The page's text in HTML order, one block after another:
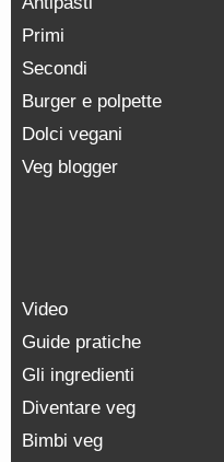
Primi
Secondi
Burger e polpette
Dolci vegani
Veg blogger
Video
Guide pratiche
Gli ingredienti
Diventare veg
Bimbi veg